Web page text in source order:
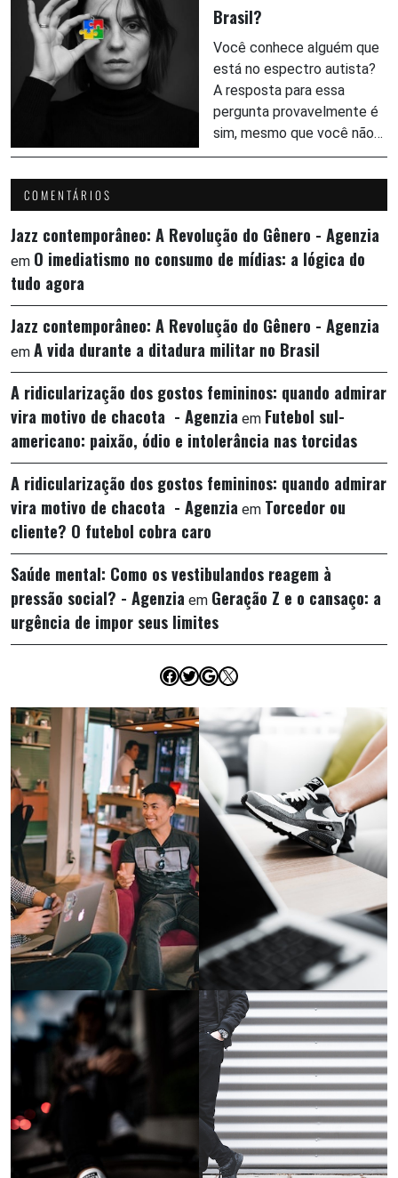
Brasil?
Você conhece alguém que
está no espectro autista?
A resposta para essa
pergunta provavelmente é
sim, mesmo que você não…
COMENTÁRIOS
Jazz contemporâneo: A Revolução do Gênero - Agenzia
em O imediatismo no consumo de mídias: a lógica do
tudo agora
Jazz contemporâneo: A Revolução do Gênero - Agenzia
em A vida durante a ditadura militar no Brasil
A ridicularização dos gostos femininos: quando admirar
vira motivo de chacota - Agenzia em Futebol sul-
americano: paixão, ódio e intolerância nas torcidas
A ridicularização dos gostos femininos: quando admirar
vira motivo de chacota - Agenzia em Torcedor ou
cliente? O futebol cobra caro
Saúde mental: Como os vestibulandos reagem à
pressão social? - Agenzia em Geração Z e o cansaço: a
urgência de impor seus limites
Facebook
Twitter
Google
X